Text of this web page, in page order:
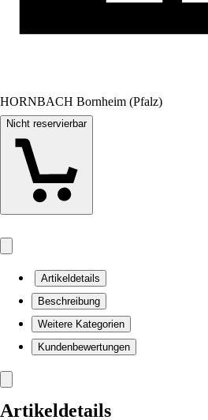
HORNBACH Bornheim (Pfalz)
Nicht reservierbar
Artikeldetails
Beschreibung
Weitere Kategorien
Kundenbewertungen
Artikeldetails